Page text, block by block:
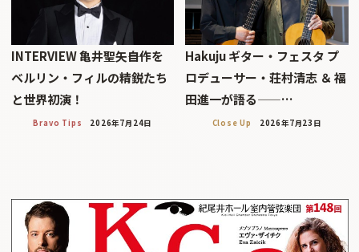
INTERVIEW 亀井聖矢――自作を
ベルリン・フィルの精鋭たち
と世界初演！
Bravo Tips 2026年7月24日
Hakuju ギター・フェスタ プ
ロデューサー・荘村清志 ＆ 福
田進一が語る——…
Close Up 2026年7月23日